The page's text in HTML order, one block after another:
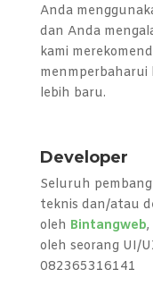
Anda
dan Anda
kami
menmperbaharui
lebih baru.
Developer
Seluruh
teknis dan/atau
oleh Bintangweb
oleh seorang UI/
082365316141